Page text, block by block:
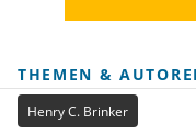
THEMEN &
Henry C. Brinker